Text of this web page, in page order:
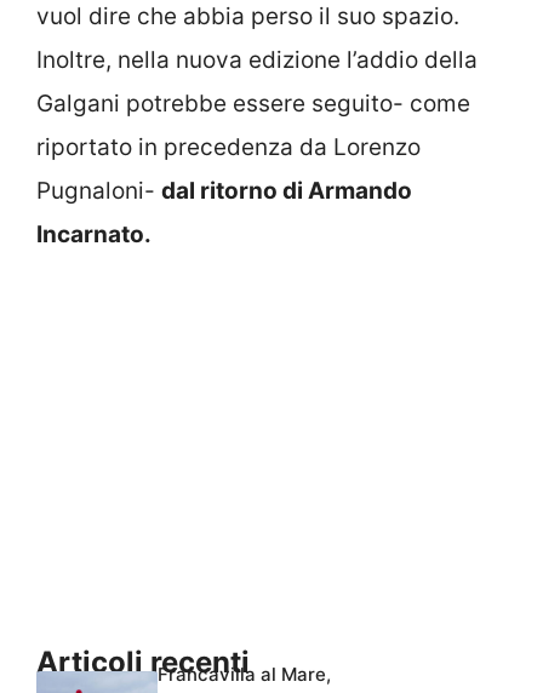
vuol dire che abbia perso il suo spazio.
Inoltre, nella nuova edizione l’addio della
Galgani potrebbe essere seguito- come
riportato in precedenza da Lorenzo
Pugnaloni- dal ritorno di Armando
Incarnato.
Articoli recenti
Francavilla al Mare,